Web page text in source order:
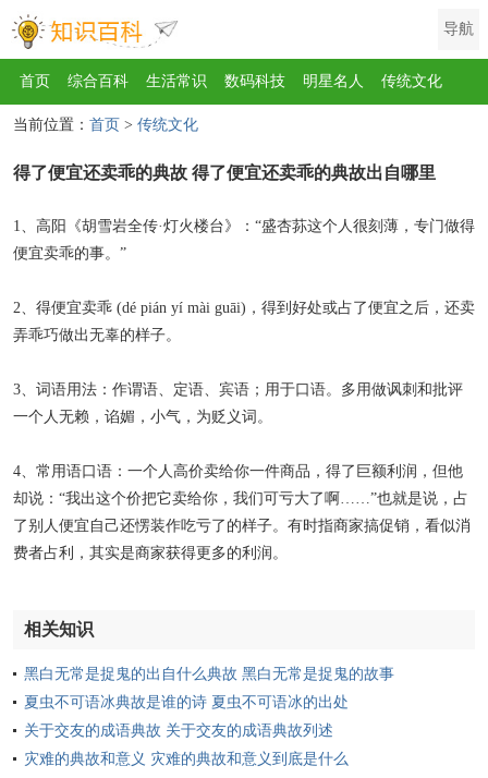
导航
首页 综合百科 生活常识 数码科技 明星名人 传统文化
互联网 健康 影视 美食
运动 游戏 家电 地理 房产 金融 节日 服饰 乐器
歌曲 动物 植物
当前位置： 首页 > 传统文化
得了便宜还卖乖的典故 得了便宜还卖乖的典故出自哪里
1、高阳《胡雪岩全传·灯火楼台》：“盛杏荪这个人很刻薄，专门做得
便宜卖乖的事。”
2、得便宜卖乖 (dé pián yí mài guāi)，得到好处或占了便宜之后，还卖
弄乖巧做出无辜的样子。
3、词语用法：作谓语、定语、宾语；用于口语。多用做讽刺和批评
一个人无赖，谄媚，小气，为贬义词。
4、常用语口语：一个人高价卖给你一件商品，得了巨额利润，但他
却说：“我出这个价把它卖给你，我们可亏大了啊……”也就是说，占
了别人便宜自己还愣装作吃亏了的样子。有时指商家搞促销，看似消
费者占利，其实是商家获得更多的利润。
相关知识
黑白无常是捉鬼的出自什么典故 黑白无常是捉鬼的故事
夏虫不可语冰典故是谁的诗 夏虫不可语冰的出处
关于交友的成语典故 关于交友的成语典故列述
灾难的典故和意义 灾难的典故和意义到底是什么